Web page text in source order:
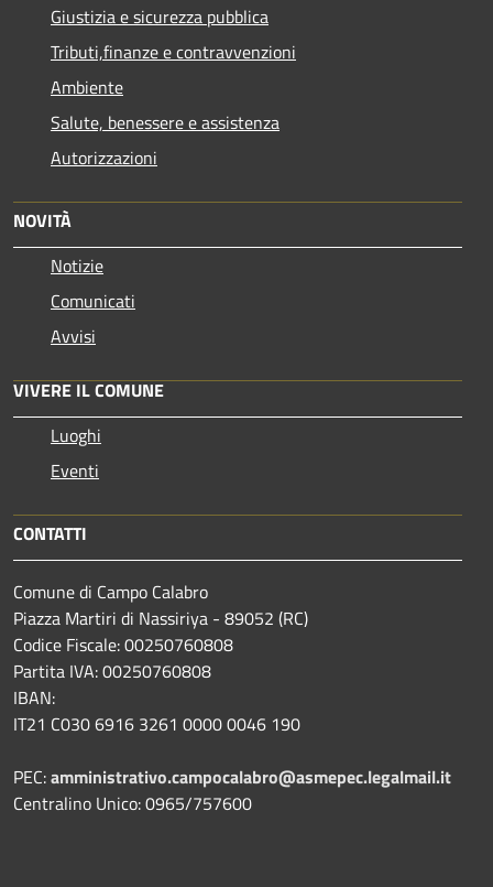
Giustizia e sicurezza pubblica
Tributi,finanze e contravvenzioni
Ambiente
Salute, benessere e assistenza
Autorizzazioni
NOVITÀ
Notizie
Comunicati
Avvisi
VIVERE IL COMUNE
Luoghi
Eventi
CONTATTI
Comune di Campo Calabro
Piazza Martiri di Nassiriya - 89052 (RC)
Codice Fiscale: 00250760808
Partita IVA: 00250760808
IBAN:
IT21 C030 6916 3261 0000 0046 190
PEC:amministrativo.campocalabro@asmepec.legalmail.it
Centralino Unico: 0965/757600